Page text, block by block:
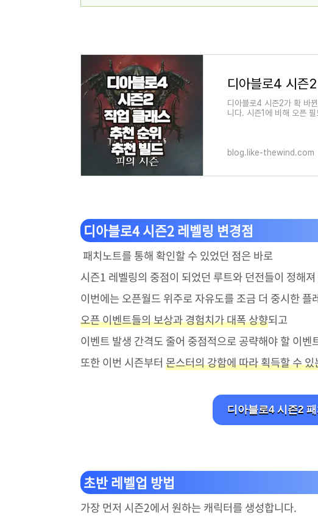
디아블로4 시즌
디아블로4 시즌2가 확 바
니다. 시즌1에 비해 오픈
blog.like-thewind.com
디아블로4 시즌2 레벨링 변경점
패치노트를 통해 확인할 수 있었던 점은 바로
시즌1 레벨링의 중점이 되었던 루트와 던전들이 정해
이번에는 오픈월드 위주로 자유도를 조금 더 중시한
오픈 이벤트들의 보상과 경험치가 대폭 상향되고
이벤트 발생 간격도 줄어 중점적으로 공략해야 할 이
또한 이번 시즌부터 몬스터의 강함에 따라 획득할 수
디아블로4 시즌2
초반 레벨업 방법
가장 먼저 시즌2에서 원하는 캐릭터를 생성합니다.